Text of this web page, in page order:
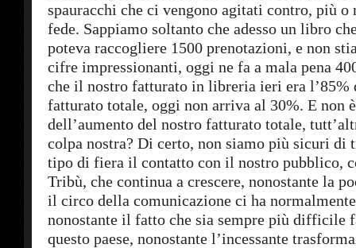
spauracchi che ci vengono agitati contro, più o
fede. Sappiamo soltanto che adesso un libro
poteva raccogliere 1500 prenotazioni, e non
cifre impressionanti, oggi ne fa a mala pena
che il nostro fatturato in libreria ieri era l’85%
fatturato totale, oggi non arriva al 30%. E non
dell’aumento del nostro fatturato totale,
colpa nostra? Di certo, non siamo più sicuri di
tipo di fiera il contatto con il nostro pubblico,
Tribù, che continua a crescere, nonostante la
il circo della comunicazione ci ha
nonostante il fatto che sia sempre più difficile
questo paese, nonostante l’incessante